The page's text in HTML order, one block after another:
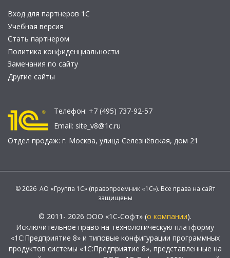
Вход для партнеров 1С
Учебная версия
Стать партнером
Политика конфиденциальности
Замечания по сайту
Другие сайты
Телефон: +7 (495) 737-92-57
Email: site_v8@1c.ru
Отдел продаж: г. Москва, улица Селезнёвская, дом 21
© 2026 АО «Группа 1С» (правопреемник «1С»). Все права на сайт
защищены
© 2011- 2026 ООО «1С-Софт» (о компании).
Исключительное право на технологическую платформу
«1С:Предприятие 8» и типовые конфигурации программных
продуктов системы «1С:Предприятие 8», представленные на